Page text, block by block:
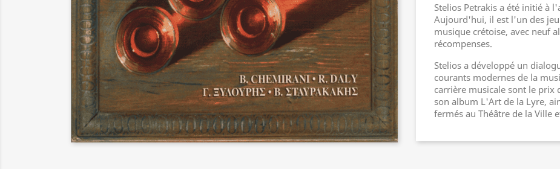
Stelios Petrakis a été initié à
Aujourd'hui, il est l'un des
musique crétoise, avec neuf
récompenses.
Stelios a développé un
courants modernes de la
carrière musicale sont le prix
son album L'Art de la Lyre,
fermés au Théâtre de la Ville